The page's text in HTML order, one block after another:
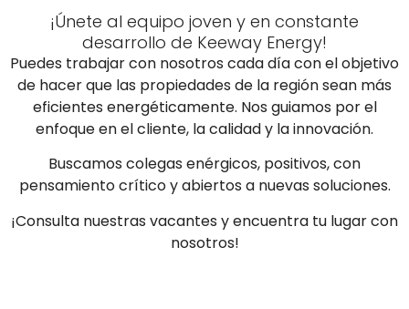
¡Únete al equipo joven y en constante
desarrollo de Keeway Energy!
Puedes trabajar con nosotros cada día con el objetivo
de hacer que las propiedades de la región sean más
eficientes energéticamente. Nos guiamos por el
enfoque en el cliente, la calidad y la innovación.
Buscamos colegas enérgicos, positivos, con
pensamiento crítico y abiertos a nuevas soluciones.
¡Consulta nuestras vacantes y encuentra tu lugar con
nosotros!